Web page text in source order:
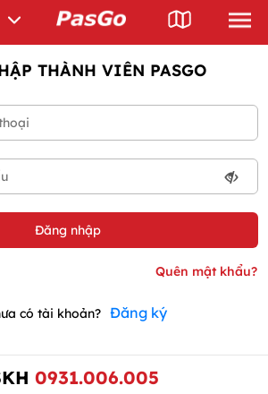
THÀNH VIÊN PASGO
có tài khoản? Đăng ký
0931.006.005